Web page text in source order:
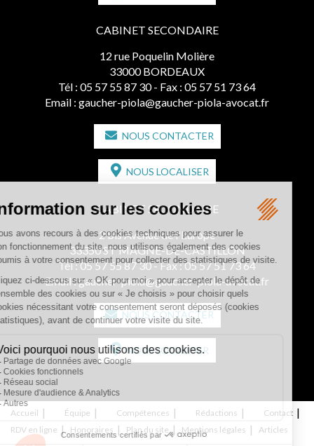
CABINET SECONDAIRE
12 rue Poquelin Molière
33000 BORDEAUX
Tél : 05 57 55 87 30 - Fax : 05 57 51 73 64
Email : gaucher-piola@gaucher-piola-avocat.fr
NOUS CONTACTER
NOUS LOCALISER
CABINET SECONDAIRE
2 bis Avenue de l'Europe
33350 ST MAGNE-DE-CASTILLON
Tél :05 57 55 87 30- Fax : 05 57 51 73 64
Email :gaucher-piola@gaucher-piola-avocat.fr
NOUS CONTACTER
NOUS LOCALISER
Accueil Équipe Compétences Rédactions
Contact
RDV en ligne
Honoraires Plan du site Mentions légales Articles